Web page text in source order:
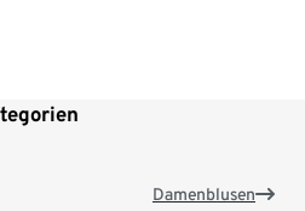
Damenblusen